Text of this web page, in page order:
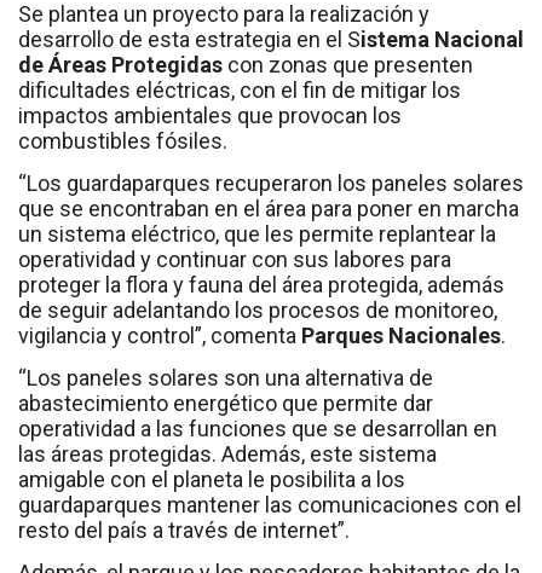
Se plantea un proyecto para la realización y
desarrollo de esta estrategia en el Sistema Nacional
de Áreas Protegidas con zonas que presenten
dificultades eléctricas, con el fin de mitigar los
impactos ambientales que provocan los
combustibles fósiles.
“Los guardaparques recuperaron los paneles solares
que se encontraban en el área para poner en marcha
un sistema eléctrico, que les permite replantear la
operatividad y continuar con sus labores para
proteger la flora y fauna del área protegida, además
de seguir adelantando los procesos de monitoreo,
vigilancia y control”, comenta Parques Nacionales.
“Los paneles solares son una alternativa de
abastecimiento energético que permite dar
operatividad a las funciones que se desarrollan en
las áreas protegidas. Además, este sistema
amigable con el planeta le posibilita a los
guardaparques mantener las comunicaciones con el
resto del país a través de internet”.